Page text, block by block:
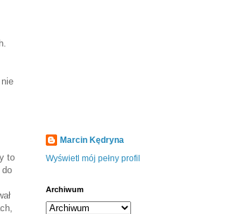
to
do
Marcin Kędryna
Wyświetl mój pełny profil
Archiwum